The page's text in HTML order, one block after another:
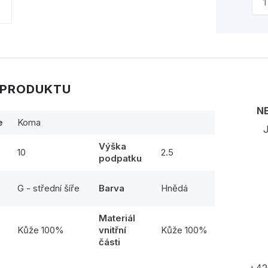
Koma
10
Výška
podpatku
2.5
G - střední šíře Barva Hnědá
Kůže 100%
Materiál
vnitřní
části
Kůže 100%